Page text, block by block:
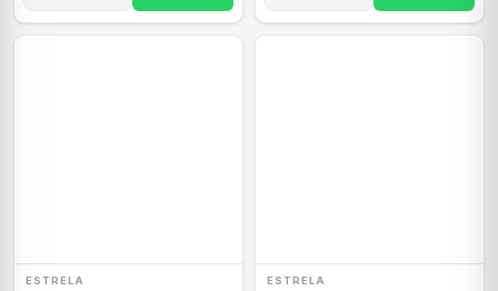
ESTRELA ESTRELA